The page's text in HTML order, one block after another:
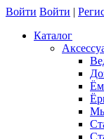
Войти Войти |
Каталог